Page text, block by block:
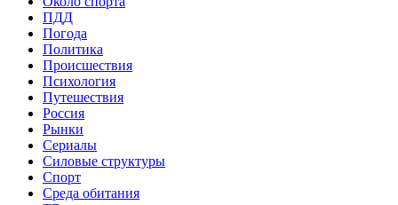
ПДД
Погода
Политика
Происшествия
Психология
Путешествия
Россия
Рынки
Сериалы
Силовые структуры
Спорт
Среда обитания